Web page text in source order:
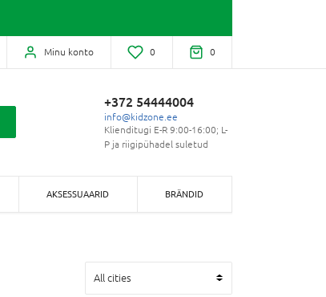
Minu konto 0 0
+372 54444004
info@kidzone.ee
Klienditugi E-R 9:00-16:00; L-
P ja riigipühadel suletud
AKSESSUAARID BRÄNDID
All cities